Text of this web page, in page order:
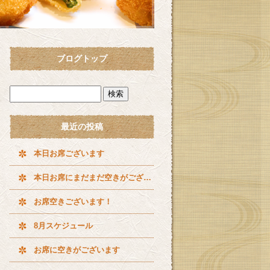
ブログトップ
最近の投稿
本日お席ございます
本日お席にまだまだ空きがございます^ ^
お席空きございます！
8月スケジュール
お席に空きがございます